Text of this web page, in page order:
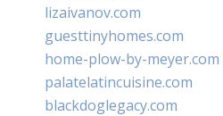
lizaivanov.com
guesttinyhomes.com
home-plow-by-meyer.com
palatelatincuisine.com
blackdoglegacy.com